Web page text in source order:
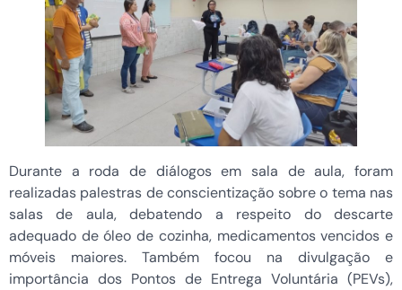
Durante a roda de diálogos em sala de aula, foram
realizadas palestras de conscientização sobre o tema nas
salas de aula, debatendo a respeito do descarte
adequado de óleo de cozinha, medicamentos vencidos e
móveis maiores. Também focou na divulgação e
importância dos Pontos de Entrega Voluntária (PEVs),